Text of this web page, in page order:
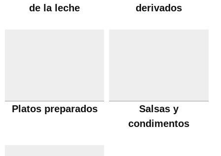
de la leche
derivados
Platos preparados
Salsas y
condimentos